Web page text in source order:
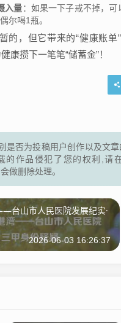
入量：如果一下子戒不掉，
尔喝1瓶。
的，但它带来的“健康账
康攒下一笔笔“储蓄金”！
是否为投稿用户创作以及文
的作品侵犯了您的权利,请
做删除处理。
台山市人民医院发展纪实·
2026-06-03 16:26:37